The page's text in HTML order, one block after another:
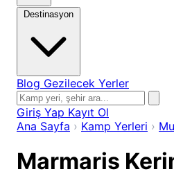
Destinasyon
Blog Gezilecek Yerler
Giriş Yap Kayıt Ol
Ana Sayfa › Kamp Yerleri ›
Marmaris